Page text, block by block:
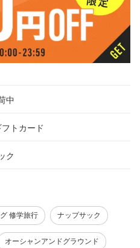
中
トカード
ク
修学旅行 ナップサック
オーシャンアンドグラウンド